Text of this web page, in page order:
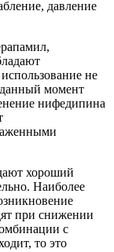
давление
не
момент
нифедипина
хороший
Наиболее
при снижении
с
то это